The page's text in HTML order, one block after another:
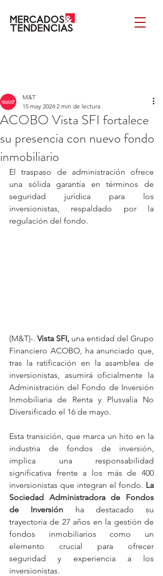
ACOBO Vista SFI fortalece
su presencia con nuevo fondo
inmobiliario
M&T
15 may 2024 2 min de lectura
El traspaso de administración ofrece
una sólida garantía en términos de
seguridad jurídica para los
inversionistas, respaldado por la
regulación del fondo.
(M&T)-. Vista SFI, una entidad del Grupo
Financiero ACOBO, ha anunciado que,
tras la ratificación en la asamblea de
inversionistas, asumirá oficialmente la
Administración del Fondo de Inversión
Inmobiliaria de Renta y Plusvalía No
Diversificado el 16 de mayo.
Esta transición, que marca un hito en la
industria de fondos de inversión,
implica una responsabilidad
significativa frente a los más de 400
inversionistas que integran el fondo. La
Sociedad Administradora de Fondos
de Inversión ha destacado su
trayectoria de 27 años en la gestión de
fondos inmobiliarios como un
elemento crucial para ofrecer
seguridad y experiencia a los
inversionistas.